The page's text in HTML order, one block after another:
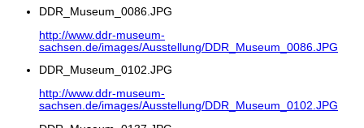
DDR_Museum_0086.JPG
http://www.ddr-museum-
sachsen.de/images/Ausstellung/DDR_Museum_0086.JPG
DDR_Museum_0102.JPG
http://www.ddr-museum-
sachsen.de/images/Ausstellung/DDR_Museum_0102.JPG